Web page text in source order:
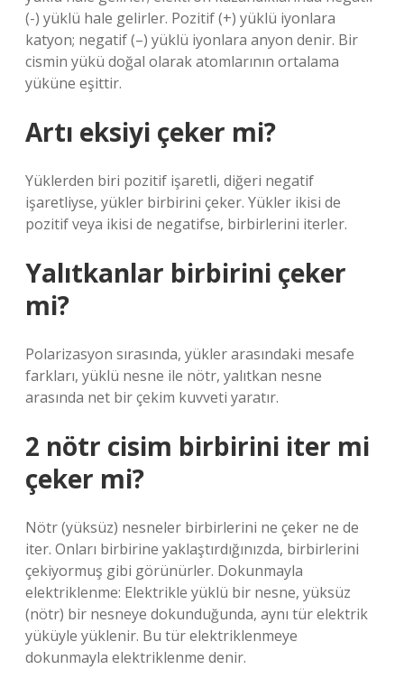
(-) yüklü hale gelirler. Pozitif (+) yüklü iyonlara
katyon; negatif (–) yüklü iyonlara anyon denir. Bir
cismin yükü doğal olarak atomlarının ortalama
yüküne eşittir.
Artı eksiyi çeker mi?
Yüklerden biri pozitif işaretli, diğeri negatif
işaretliyse, yükler birbirini çeker. Yükler ikisi de
pozitif veya ikisi de negatifse, birbirlerini iterler.
Yalıtkanlar birbirini çeker
mi?
Polarizasyon sırasında, yükler arasındaki mesafe
farkları, yüklü nesne ile nötr, yalıtkan nesne
arasında net bir çekim kuvveti yaratır.
2 nötr cisim birbirini iter mi
çeker mi?
Nötr (yüksüz) nesneler birbirlerini ne çeker ne de
iter. Onları birbirine yaklaştırdığınızda, birbirlerini
çekiyormuş gibi görünürler. Dokunmayla
elektriklenme: Elektrikle yüklü bir nesne, yüksüz
(nötr) bir nesneye dokunduğunda, aynı tür elektrik
yüküyle yüklenir. Bu tür elektriklenmeye
dokunmayla elektriklenme denir.